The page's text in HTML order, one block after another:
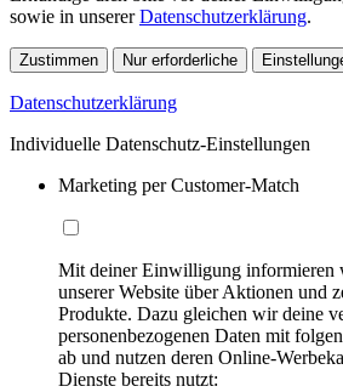
sowie in unsererDatenschutzerklärung.
Zustimmen Nur erforderliche
Datenschutzerklärung
Individuelle Datenschutz-Einstellungen
Marketing per Customer-Match
Mit deiner Einwilligung informieren
unserer Website über Aktionen und
Produkte. Dazu gleichen wir deine
personenbezogenen Daten mit
ab und nutzen deren Online-
Dienste bereits nutzt: